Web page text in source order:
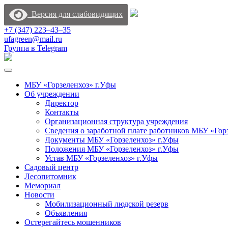
Версия для слабовидящих
+7 (347) 223‒43‒35
ufagreen@mail.ru
Группа в Telegram
МБУ «Горзеленхоз» г.Уфы
Об учреждении
Директор
Контакты
Организационная структура учреждения
Сведения о заработной плате работников МБУ
Документы МБУ «Горзеленхоз» г.Уфы
Положения МБУ «Горзеленхоз» г.Уфы
Устав МБУ «Горзеленхоз» г.Уфы
Садовый центр
Лесопитомник
Мемориал
Новости
Мобилизационный людской резерв
Объявления
Остерегайтесь мошенников